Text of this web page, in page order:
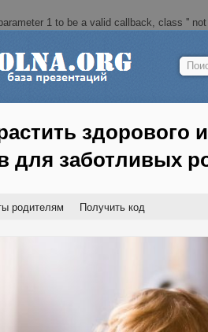
1 to be a valid callback, class ''
здорового
для заботливых
родителям Получить код